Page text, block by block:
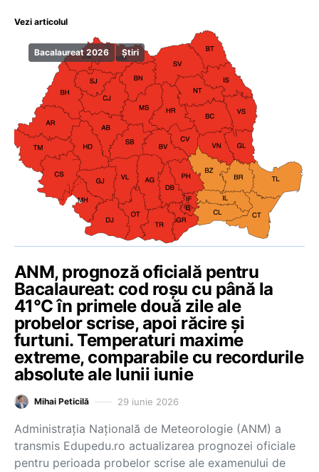
Vezi articolul
Bacalaureat 2026 Știri
ANM, prognoză oficială pentru
Bacalaureat: cod roșu cu până la
41°C în primele două zile ale
probelor scrise, apoi răcire și
furtuni. Temperaturi maxime
extreme, comparabile cu recordurile
absolute ale lunii iunie
Mihai Peticilă 29 iunie 2026
Administrația Națională de Meteorologie (ANM) a
transmis Edupedu.ro actualizarea prognozei oficiale
pentru perioada probelor scrise ale examenului de